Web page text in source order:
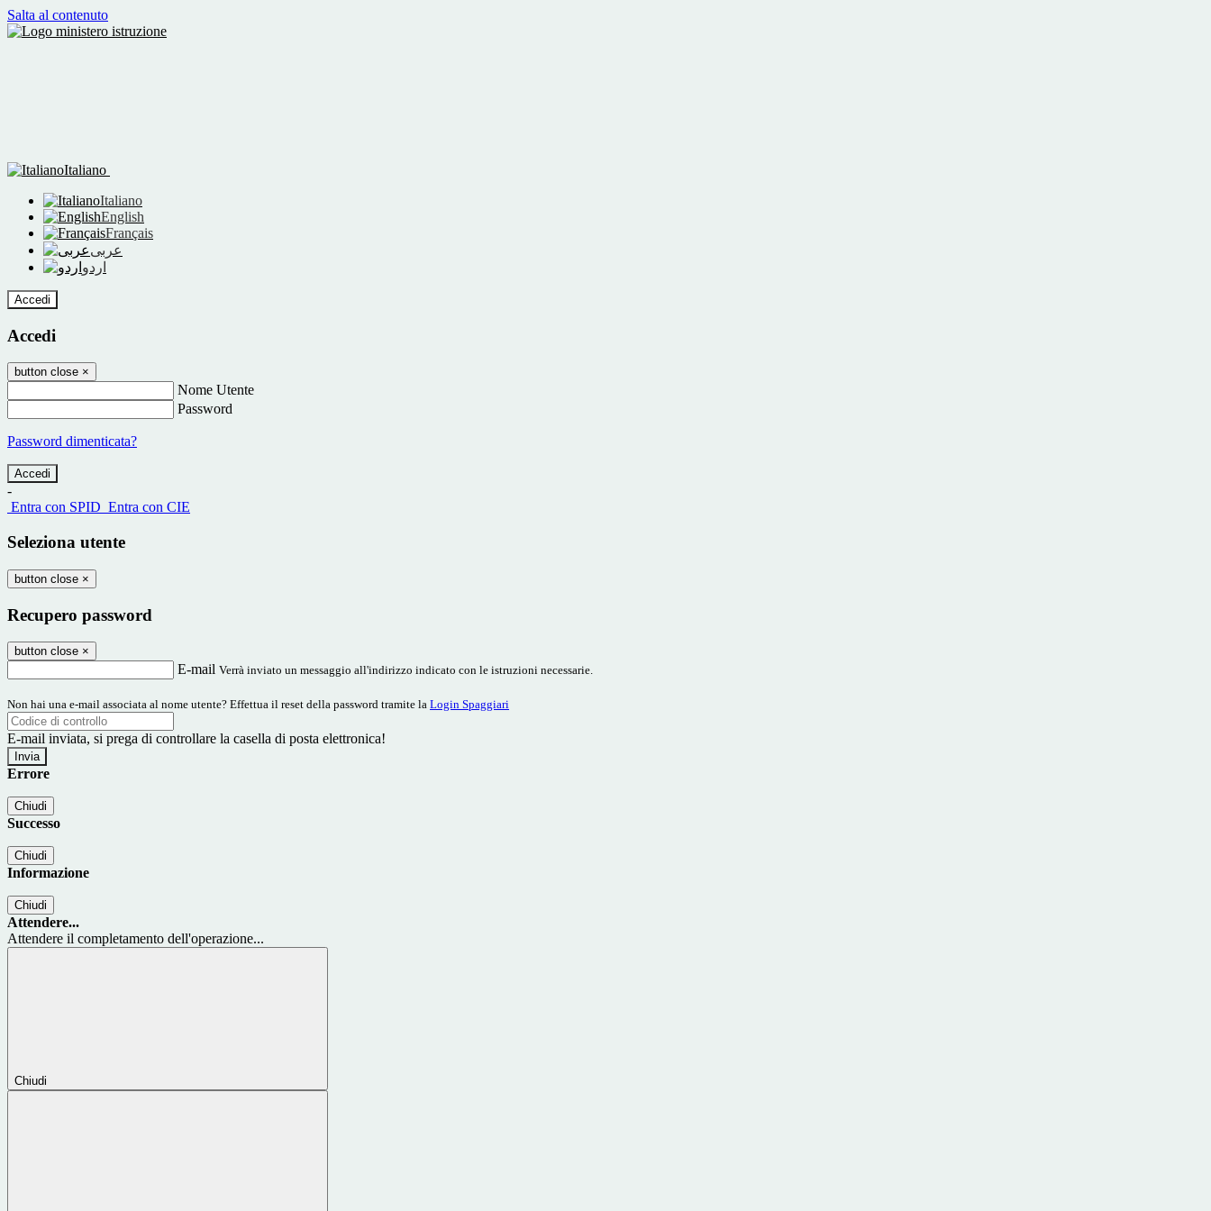
Salta al contenuto
Italiano
Italiano
English
Français
عربى
اردو
Accedi
Accedi
button close ×
Nome Utente
Password
Password dimenticata?
-
Entra con SPID Entra con CIE
Seleziona utente
button close ×
Recupero password
button close ×
E-mail Verrà inviato un messaggio all'indirizzo indicato con le istruzioni necessarie.
Non hai una e-mail associata al nome utente? Effettua il reset della password tramite la Login Spaggiari
E-mail inviata, si prega di controllare la casella di posta elettronica!
Errore
Chiudi
Successo
Chiudi
Informazione
Chiudi
Attendere...
Attendere il completamento dell'operazione...
Chiudi